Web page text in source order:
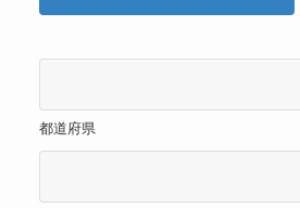
都道府県